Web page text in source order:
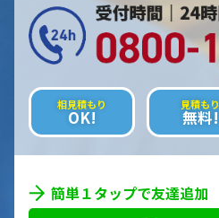
相見積もり
OK!
見積もり
無料!
簡単１タップで友達追加